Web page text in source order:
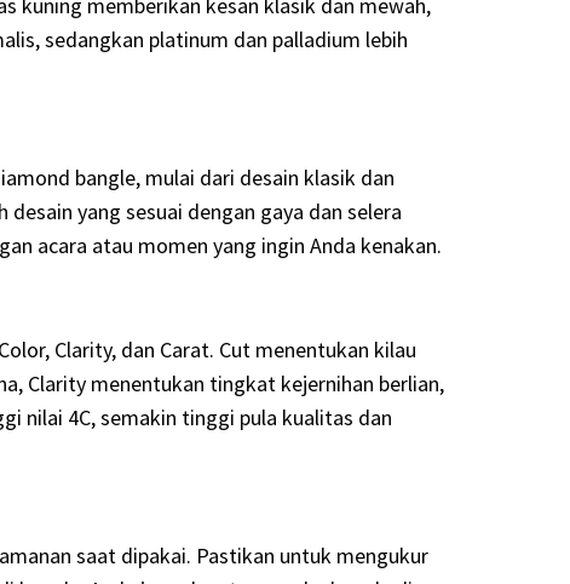
sedangkan platinum dan palladium lebih
bangle, mulai dari desain klasik dan
yang sesuai dengan gaya dan selera
acara atau momen yang ingin Anda kenakan.
Clarity, dan Carat. Cut menentukan kilau
Clarity menentukan tingkat kejernihan berlian,
nilai 4C, semakin tinggi pula kualitas dan
saat dipakai. Pastikan untuk mengukur